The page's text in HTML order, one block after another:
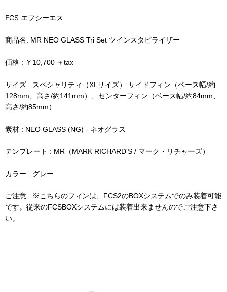
FCS エフシーエス
商品名: MR NEO GLASS Tri Set ツインスタビライザー
価格 : ￥10,700 ＋tax
サイズ : スペシャリティ（XLサイズ） サイドフィン（ベース幅/約
128mm、高さ/約141mm）、センターフィン（ベース幅/約84mm、
高さ/約85mm）
素材 : NEO GLASS (NG) - ネオグラス
テンプレート : MR（MARK RICHARD'S / マーク・リチャーズ）
カラー : グレー
ご注意 : ※こちらのフィンは、FCS2のBOXシステムでのみ装着可能
です。従来のFCSBOXシステムには装着出来ませんのでご注意下さ
い。